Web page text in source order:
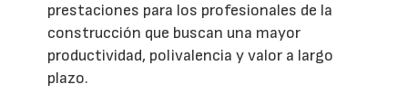
prestaciones para los profesionales de la
construcción que buscan una mayor
productividad, polivalencia y valor a largo
plazo.